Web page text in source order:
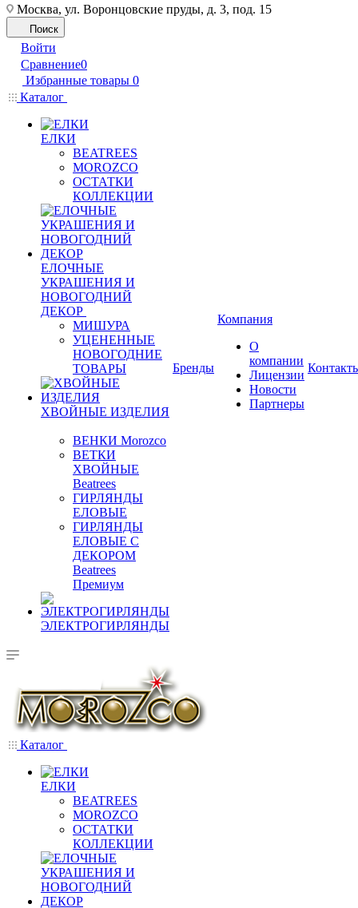
Москва, ул. Воронцовские пруды, д. 3, под. 15
Поиск
Войти
Сравнение0
Избранные товары 0
Каталог
ЕЛКИ
BEATREES
MOROZCO
ОСТАТКИ
КОЛЛЕКЦИИ
ЕЛОЧНЫЕ
УКРАШЕНИЯ И
НОВОГОДНИЙ
ДЕКОР
МИШУРА
УЦЕНЕННЫЕ
НОВОГОДНИЕ
ТОВАРЫ
ХВОЙНЫЕ ИЗДЕЛИЯ
ВЕНКИ Morozco
ВЕТКИ
ХВОЙНЫЕ
Beatrees
ГИРЛЯНДЫ
ЕЛОВЫЕ
ГИРЛЯНДЫ
ЕЛОВЫЕ С
ДЕКОРОМ
Beatrees
Премиум
ЭЛЕКТРОГИРЛЯНДЫ
Бренды
Компания
О
компании
Лицензии
Новости
Партнеры
Каталог
ЕЛКИ
BEATREES
MOROZCO
ОСТАТКИ
КОЛЛЕКЦИИ